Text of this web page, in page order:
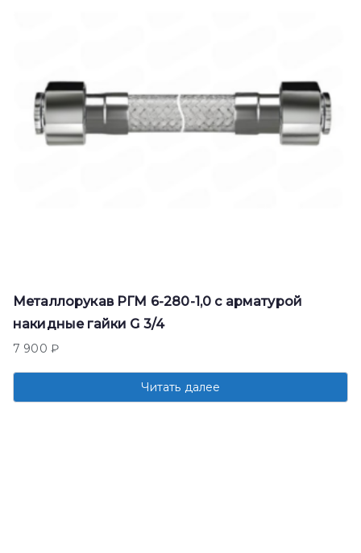
Металлорукав РГМ 6-280-1,0 с арматурой
накидные гайки G 3/4
7 900 ₽
Читать далее